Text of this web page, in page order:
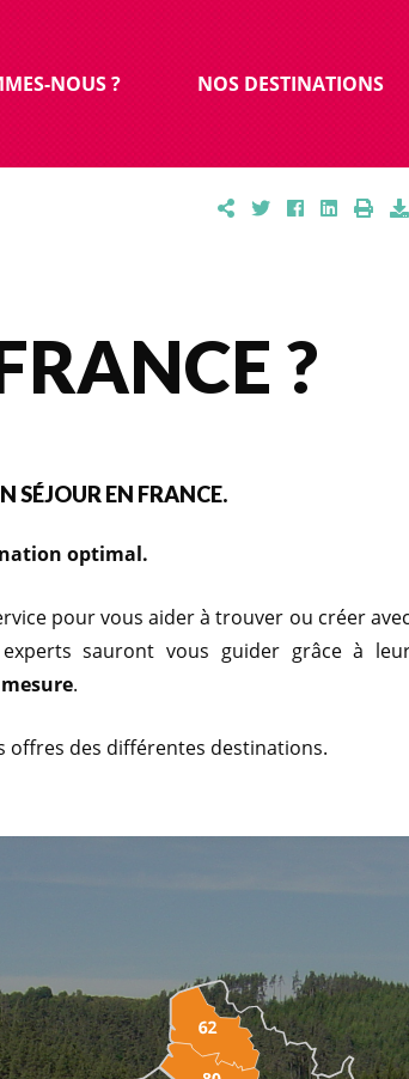
NOUS ? NOS DESTINATIONS
?
SÉJOUR EN FRANCE.
optimal.
pour vous aider à trouver ou créer avec
sauront vous guider grâce à
.
des différentes destinations.